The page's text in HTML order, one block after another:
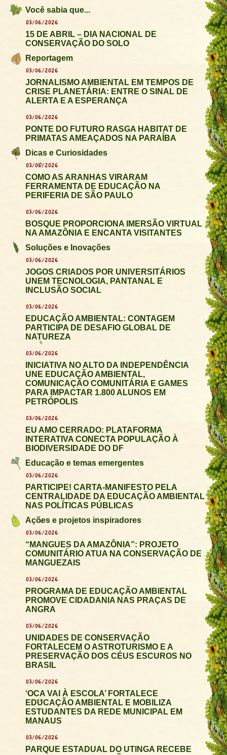
Você sabia que...
03/06/2026
15 DE ABRIL – DIA NACIONAL DE
CONSERVAÇÃO DO SOLO
Reportagem
03/06/2026
JORNALISMO AMBIENTAL EM TEMPOS DE
CRISE PLANETÁRIA: ENTRE O SINAL DE
ALERTA E A ESPERANÇA
03/06/2026
PONTE DO FUTURO RASGA HABITAT DE
PRIMATAS AMEAÇADOS NA PARAÍBA
Dicas e Curiosidades
03/06/2026
COMO AS ARANHAS VIRARAM
FERRAMENTA DE EDUCAÇÃO NA
PERIFERIA DE SÃO PAULO
03/06/2026
BOSQUE PROPORCIONA IMERSÃO VIRTUAL
NA AMAZÔNIA E ENCANTA VISITANTES
Soluções e Inovações
03/06/2026
JOGOS CRIADOS POR UNIVERSITÁRIOS
UNEM TECNOLOGIA, PANTANAL E
INCLUSÃO SOCIAL
03/06/2026
EDUCAÇÃO AMBIENTAL: CONTAGEM
PARTICIPA DE DESAFIO GLOBAL DE
NATUREZA
03/06/2026
INICIATIVA NO ALTO DA INDEPENDÊNCIA
UNE EDUCAÇÃO AMBIENTAL,
COMUNICAÇÃO COMUNITÁRIA E GAMES
PARA IMPACTAR 1.800 ALUNOS EM
PETRÓPOLIS
03/06/2026
EU AMO CERRADO: PLATAFORMA
INTERATIVA CONECTA POPULAÇÃO À
BIODIVERSIDADE DO DF
Educação e temas emergentes
03/06/2026
PARTICIPE! CARTA-MANIFESTO PELA
CENTRALIDADE DA EDUCAÇÃO AMBIENTAL
NAS POLÍTICAS PÚBLICAS
Ações e projetos inspiradores
03/06/2026
“MANGUES DA AMAZÔNIA”: PROJETO
COMUNITÁRIO ATUA NA CONSERVAÇÃO DE
MANGUEZAIS
03/06/2026
PROGRAMA DE EDUCAÇÃO AMBIENTAL
PROMOVE CIDADANIA NAS PRAÇAS DE
ANGRA
03/06/2026
UNIDADES DE CONSERVAÇÃO
FORTALECEM O ASTROTURISMO E A
PRESERVAÇÃO DOS CÉUS ESCUROS NO
BRASIL
03/06/2026
‘OCA VAI À ESCOLA’ FORTALECE
EDUCAÇÃO AMBIENTAL E MOBILIZA
ESTUDANTES DA REDE MUNICIPAL EM
MANAUS
03/06/2026
PARQUE ESTADUAL DO UTINGA RECEBE